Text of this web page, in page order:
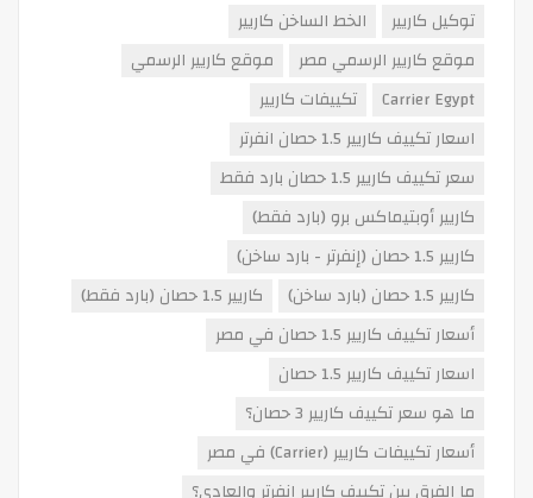
توكيل كاريير
الخط الساخن كاريير
موقع كاريير الرسمي مصر
موقع كاريير الرسمي
Carrier Egypt
تكييفات كاريير
اسعار تكييف كاريير 1.5 حصان انفرتر
سعر تكييف كاريير 1.5 حصان بارد فقط
كاريير أوبتيماكس برو (بارد فقط)
كاريير 1.5 حصان (إنفرتر - بارد ساخن)
كاريير 1.5 حصان (بارد ساخن)
كاريير 1.5 حصان (بارد فقط)
أسعار تكييف كاريير 1.5 حصان في مصر
اسعار تكييف كاريير 1.5 حصان
ما هو سعر تكييف كاريير 3 حصان؟
أسعار تكييفات كاريير (Carrier) في مصر